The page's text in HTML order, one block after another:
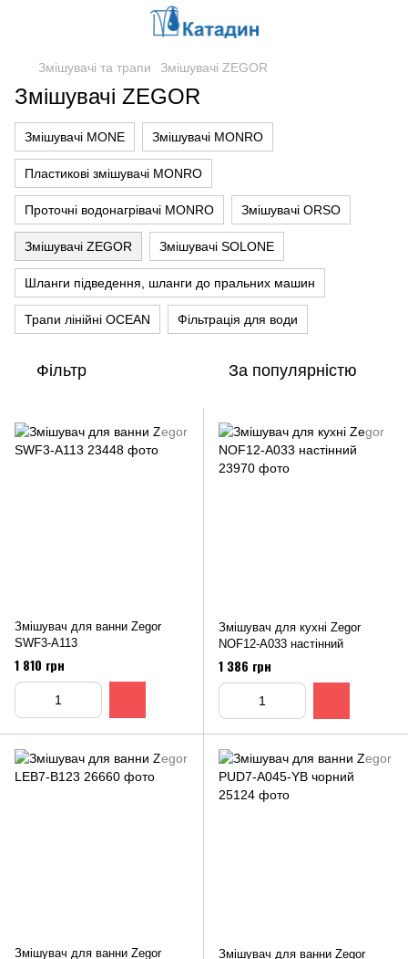
Змішувачі та трапи Змішувачі ZEGOR
Змішувачі ZEGOR
Змішувачі MONE Змішувачі MONRO
Пластикові змішувачі MONRO
Проточні водонагрівачі MONRO Змішувачі ORSO
Змішувачі ZEGOR Змішувачі SOLONE
Шланги підведення, шланги до пральних машин
Трапи лінійні OCEAN Фільтрація для води
Фільтр За популярністю
Змішувач для ванни Zegor
SWF3-A113
1 810 грн
Змішувач для кухні Zegor
NOF12-A033 настінний
1 386 грн
Змішувач для ванни Zegor
Змішувач для ванни Zegor